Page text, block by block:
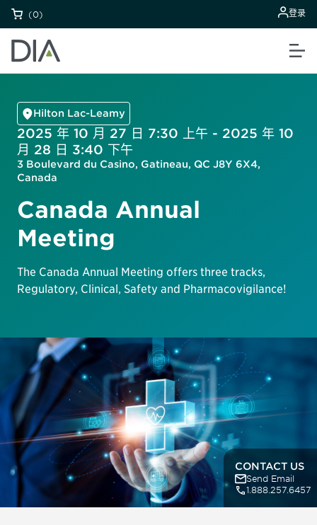
(0) 登录
Hilton Lac-Leamy
2025 年 10 月 27 日 7:30 上午 - 2025 年 10
月 28 日 3:40 下午
3 Boulevard du Casino, Gatineau, QC J8Y 6X4,
Canada
Canada Annual
Meeting
The Canada Annual Meeting offers three tracks,
Regulatory, Clinical, Safety and Pharmacovigilance!
CONTACT US
Send Email
1.888.257.6457